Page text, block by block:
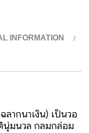
INFORMATION
ลากน้ำเงิน) เป็นวอ
นุ่มนวล กลมกล่อม